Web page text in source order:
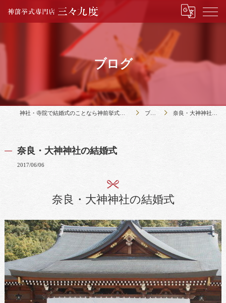
ブログ
神社・寺院で結婚式のことなら神前挙式専門店三々九度 ブログ 奈良・大神神社の結婚式
奈良・大神神社の結婚式
2017/06/06
奈良・大神神社の結婚式